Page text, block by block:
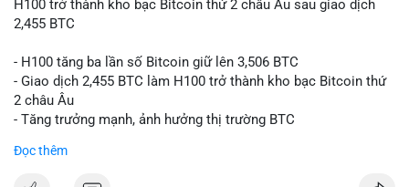
H100 trở thành kho bạc Bitcoin thứ 2 châu Âu sau giao dịch
2,455 BTC
- H100 tăng ba lần số Bitcoin giữ lên 3,506 BTC
- Giao dịch 2,455 BTC làm H100 trở thành kho bạc Bitcoin thứ
2 châu Âu
- Tăng trưởng mạnh, ảnh hưởng thị trường BTC
#binancesquare
Đọc thêm